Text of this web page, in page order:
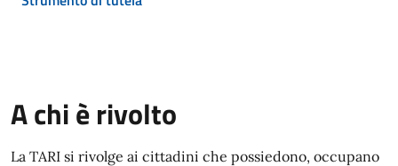
A chi è rivolto
La TARI si rivolge ai cittadini che possiedono, occupano